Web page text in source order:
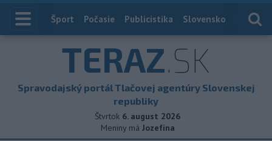
Index
Šport Počasie Publicistika Slovensko
TERAZ.SK
Spravodajský portál Tlačovej agentúry Slovenskej
republiky
Štvrtok 6. august 2026
Meniny má Jozefína